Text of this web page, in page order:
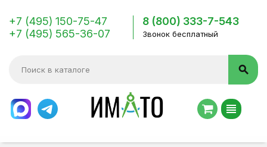
+7 (495) 150-75-47
+7 (495) 565-36-07
8 (800) 333-7-543
Звонок бесплатный
search
view_headline